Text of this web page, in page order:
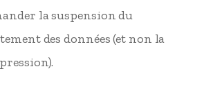
la suspension du
des données (et non la